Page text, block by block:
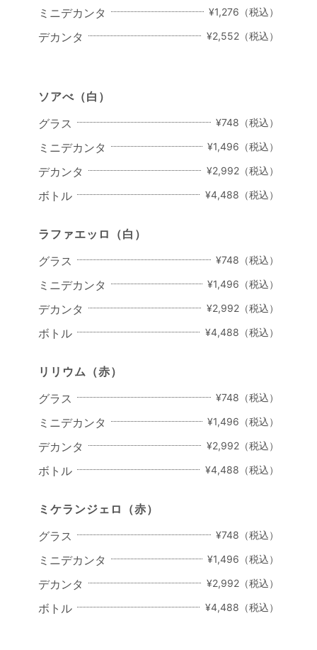
ミニデカンタ ¥1,276（税込）
デカンタ ¥2,552（税込）
ソアべ （白）
グラス
¥748（税込）
ミニデカンタ ¥1,496（税込）
デカンタ ¥2,992（税込）
ボトル ¥4,488（税込）
ラファエッロ
（白）
グラス
¥748（税込）
ミニデカンタ ¥1,496（税込）
デカンタ ¥2,992（税込）
ボトル ¥4,488（税込）
リリウム （赤）
グラス
¥748（税込）
ミニデカンタ ¥1,496（税込）
デカンタ ¥2,992（税込）
ボトル ¥4,488（税込）
ミケランジェロ
（赤）
グラス
¥748（税込）
ミニデカンタ ¥1,496（税込）
デカンタ ¥2,992（税込）
ボトル ¥4,488（税込）